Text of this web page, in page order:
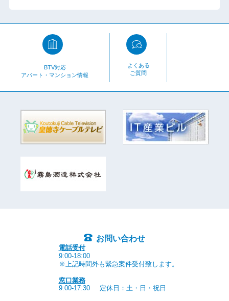
BTV対応
アパート・マンション情報
よくある
ご質問
お問い合わせ
電話受付
9:00-18:00
※上記時間外も緊急案件受付致します。
窓口業務
9:00-17:30
定休日：土・日・祝日